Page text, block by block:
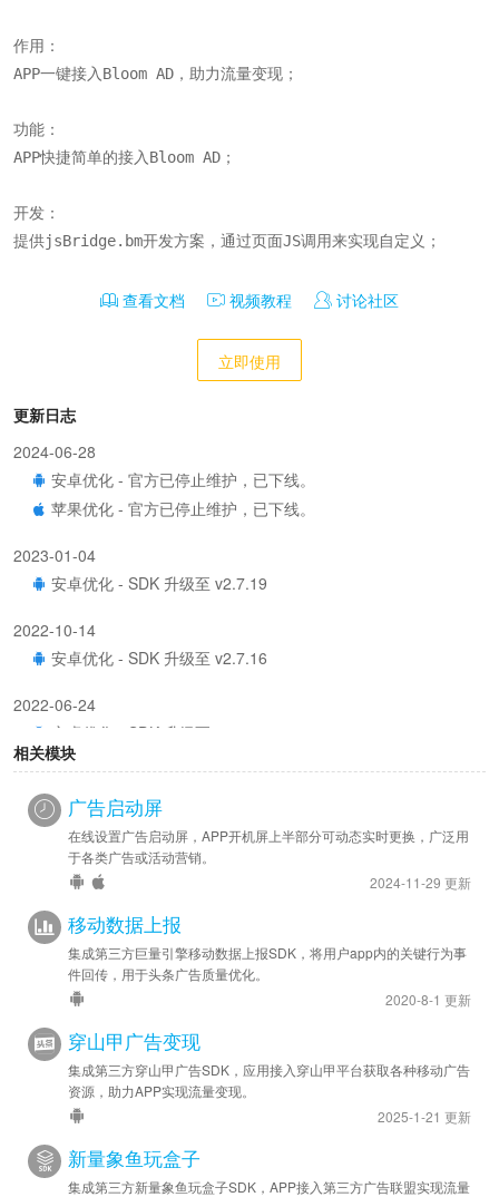
作用：
APP一键接入Bloom AD，助力流量变现；
功能：
APP快捷简单的接入Bloom AD；
开发：
提供jsBridge.bm开发方案，通过页面JS调用来实现自定义；
查看文档 视频教程 讨论社区
立即使用
更新日志
2024-06-28
安卓优化 - 官方已停止维护，已下线。
苹果优化 - 官方已停止维护，已下线。
2023-01-04
安卓优化 - SDK 升级至 v2.7.19
2022-10-14
安卓优化 - SDK 升级至 v2.7.16
2022-06-24
安卓优化 - SDK 升级至 v2.7.9
苹果优化 - SDK 升级至 v2.4.11
2022-05-12
安卓优化 - SDK 升级至 v2.7.4
2021-12-20
安卓优化 - 升级 SDK 至 v2.6.10
2021-09-06
安卓优化 - 升级 SDK 至 v2.6.7
2021-09-03
安卓优化 - 升级 SDK 至 v2.6.4
相关模块
广告启动屏
在线设置广告启动屏，APP开机屏上半部分可动态实时更换，广泛用
于各类广告或活动营销。
2024-11-29 更新
移动数据上报
集成第三方巨量引擎移动数据上报SDK，将用户app内的关键行为事
件回传，用于头条广告质量优化。
2020-8-1 更新
穿山甲广告变现
集成第三方穿山甲广告SDK，应用接入穿山甲平台获取各种移动广告
资源，助力APP实现流量变现。
2025-1-21 更新
新量象鱼玩盒子
集成第三方新量象鱼玩盒子SDK，APP接入第三方广告联盟实现流量